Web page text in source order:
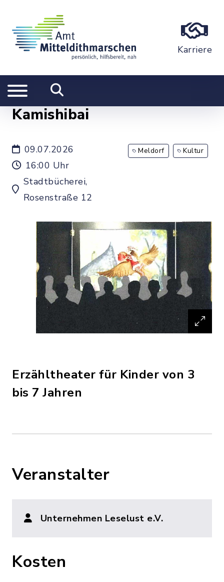
Karriere
Kamishibai
09.07.2026
16:00 Uhr
Stadtbücherei,
Rosenstraße 12
Meldorf Kultur
Erzähltheater für Kinder von 3
bis 7 Jahren
Veranstalter
Unternehmen Leselust e.V.
Kosten